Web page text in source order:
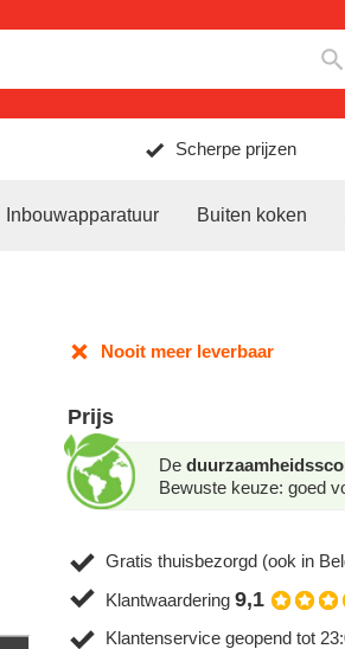
Scherpe prijzen
Inbouwapparatuur Buiten koken
Nooit meer leverbaar
Prijs
De
Bewuste keuze: goed
Gratis thuisbezorgd (ook in
Klantwaardering 9,1
Klantenservice geopend tot